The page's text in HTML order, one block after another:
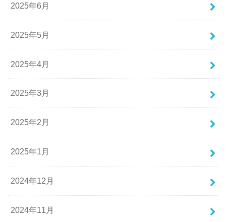
2025年6月
2025年5月
2025年4月
2025年3月
2025年2月
2025年1月
2024年12月
2024年11月